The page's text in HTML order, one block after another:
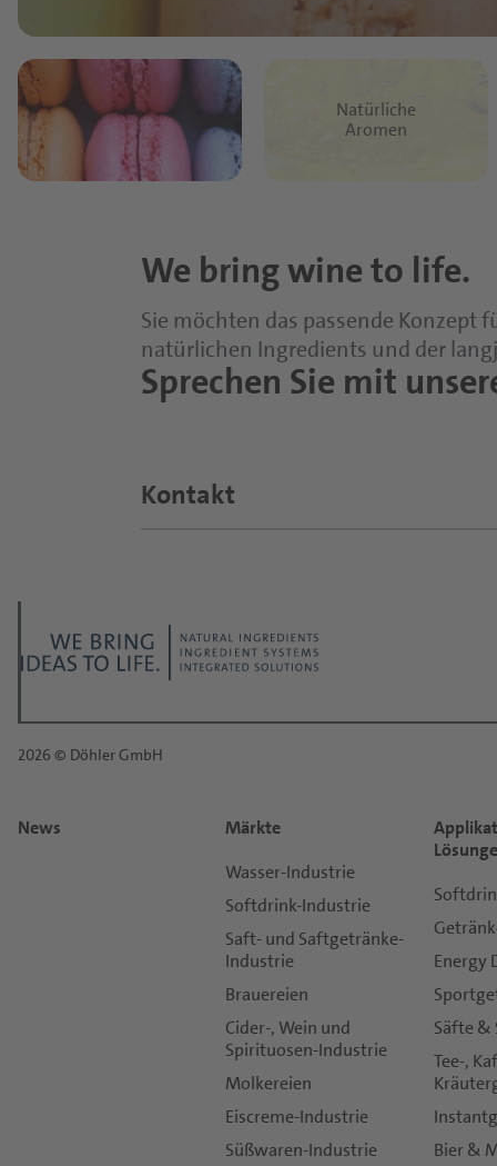
Natürliche
Aromen
We bring wine to life.
Sie möchten das passende
natürlichen Ingredients und der
Sprechen Sie mit
Kontakt
*
Anrede:
*
Nachname:
2026 © Döhler GmbH
News
Märkte
Wasser-Industrie
Softdrink-Industrie
Saft- und Saftgetränke-
Industrie
Brauereien
Cider-, Wein und
Spirituosen-Industrie
Molkereien
Eiscreme-Industrie
Süßwaren-Industrie
Energy
Säfte &
Tee-,
Bier &